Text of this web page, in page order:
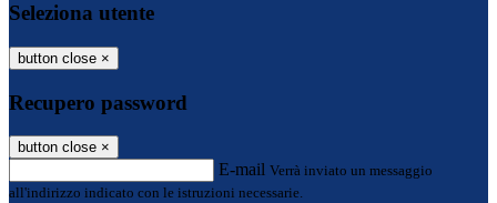
Seleziona utente
button close ×
Recupero password
button close ×
E-mail Verrà inviato un messaggio
all'indirizzo indicato con le istruzioni necessarie.